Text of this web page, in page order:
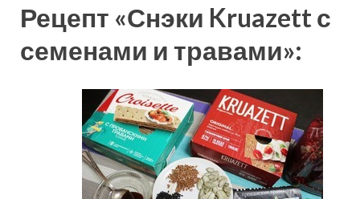
Рецепт «Снэки Kruazett с
семенами и травами»: